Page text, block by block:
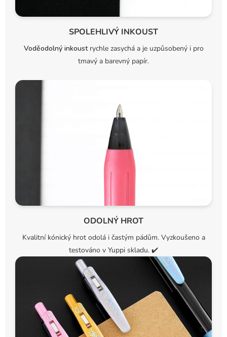
SPOLEHLIVÝ INKOUST
Voděodolný inkoustrychle zasychá a je uzpůsobený i pro
tmavý a barevný papír.
ODOLNÝ HROT
Kvalitní kónický hrot odolá i častým pádům. Vyzkoušeno a
testováno v Yuppi skladu. ✔️